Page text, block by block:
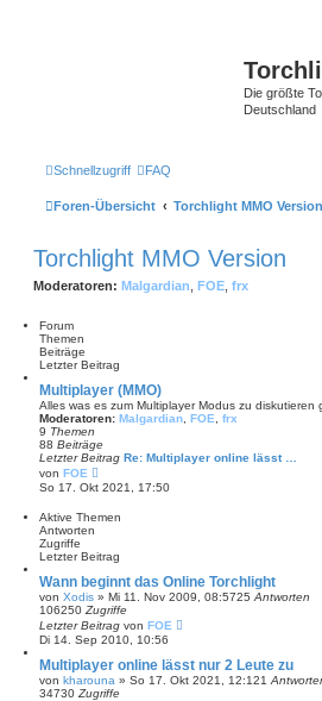
Die größte
Deutschland
Schnellzugriff FAQ
Foren-Übersicht Torchlight MMO Version
Torchlight MMO Version
Moderatoren: Malgardian FOE frx
Forum
Themen
Beiträge
Letzter Beitrag
Multiplayer (MMO)
Alles was es zum Multiplayer Modus zu diskutieren
Moderatoren: Malgardian FOE
frx
9 Themen
88 Beiträge
Letzter Beitrag Re: Multiplayer online lässt …
von FOE
e
u
s
r
e
i
t
r
a
So 17. Okt 2021, 17:50
Aktive Themen
Antworten
Zugriffe
Letzter Beitrag
Wann beginnt das Online Torchlight
von Xodis » Mi 11. Nov 2009, 08:5725 Antworten
106250 Zugriffe
Letzter Beitrag von FOE
Di 14. Sep 2010, 10:56
Multiplayer online lässt nur 2 Leute zu
von kharouna » So 17. Okt 2021, 12:121
34730 Zugriffe